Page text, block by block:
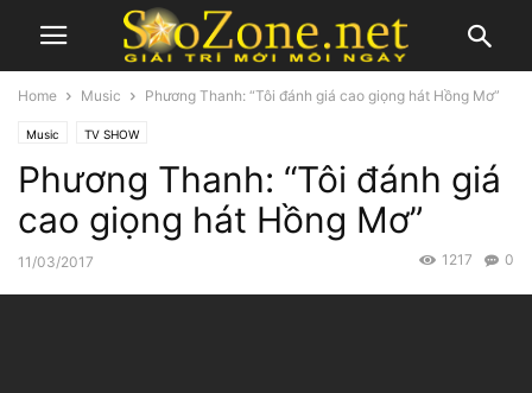
Home Music Phương Thanh: “Tôi đánh giá cao giọng hát Hồng Mơ”
Music TV SHOW
Phương Thanh: “Tôi đánh giá
cao giọng hát Hồng Mơ”
11/03/2017 0
1217